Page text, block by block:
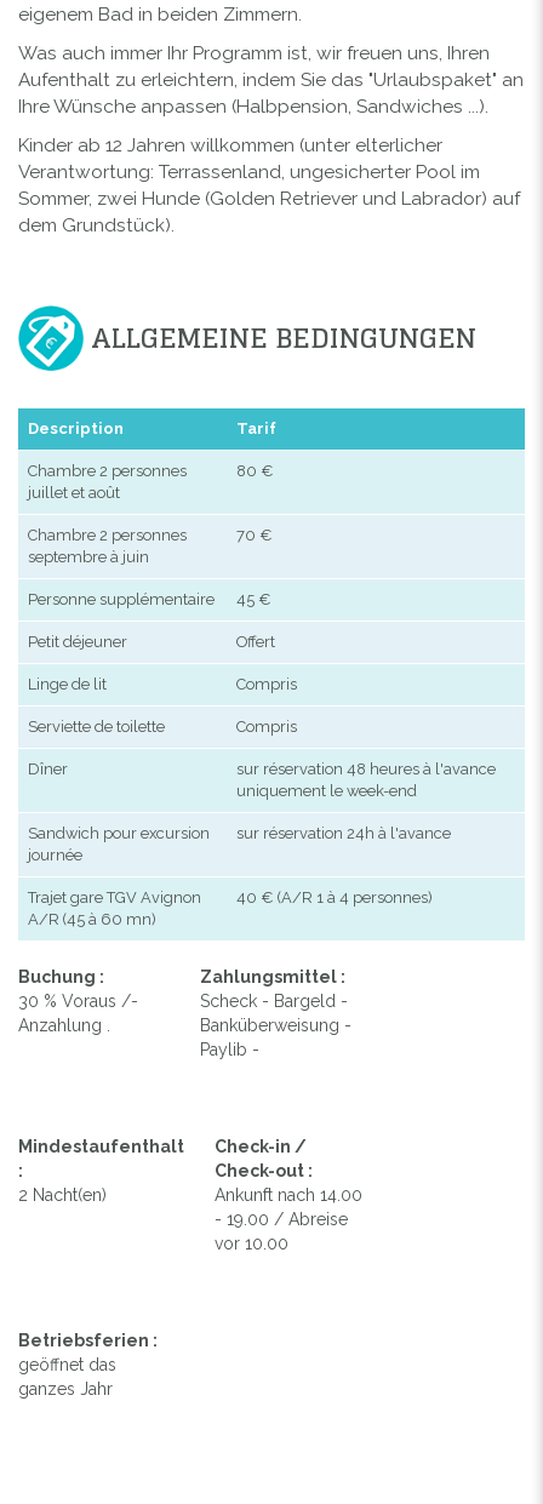
eigenem Bad in beiden Zimmern.
Was auch immer Ihr Programm ist, wir freuen uns, Ihren
Aufenthalt zu erleichtern, indem Sie das "Urlaubspaket" an
Ihre Wünsche anpassen (Halbpension, Sandwiches ...).
Kinder ab 12 Jahren willkommen (unter elterlicher
Verantwortung: Terrassenland, ungesicherter Pool im
Sommer, zwei Hunde (Golden Retriever und Labrador) auf
dem Grundstück).
ALLGEMEINE BEDINGUNGEN
Description Tarif
Chambre 2 personnes
juillet et août
80 €
Chambre 2 personnes
septembre à juin
70 €
Personne supplémentaire 45 €
Petit déjeuner Offert
Linge de lit Compris
Serviette de toilette Compris
Dîner
sur réservation 48 heures à l'avance
uniquement le week-end
Sandwich pour excursion
journée
sur réservation 24h à l'avance
Trajet gare TGV Avignon
A/R (45 à 60 mn)
40 € (A/R 1 à 4 personnes)
Buchung :
30 % Voraus /-
Anzahlung .
Zahlungsmittel :
Scheck - Bargeld -
Banküberweisung -
Paylib -
Mindestaufenthalt
:
2 Nacht(en)
Check-in /
Check-out :
Ankunft nach 14.00
- 19.00 / Abreise
vor 10.00
Betriebsferien :
geöffnet das
ganzes Jahr